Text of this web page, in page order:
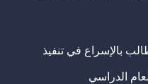
بالإسراع في تنفيذ
الدراسي